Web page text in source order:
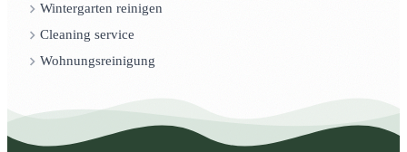
Wintergarten reinigen
Cleaning service
Wohnungsreinigung